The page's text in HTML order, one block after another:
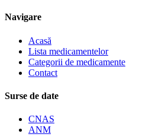
Navigare
Acasă
Lista medicamentelor
Categorii de medicamente
Contact
Surse de date
CNAS
ANM